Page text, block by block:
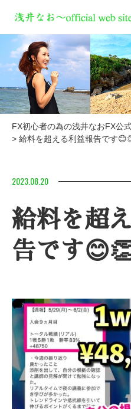
FX初心者の為の浅井なおFX公
> 給料を超える利益報告です
2023.08.20
給料を超
告です